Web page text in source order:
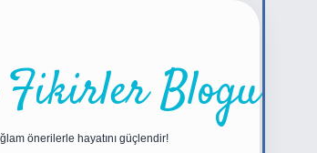
Fikirler Blogu
önerilerle hayatını güçlendir!